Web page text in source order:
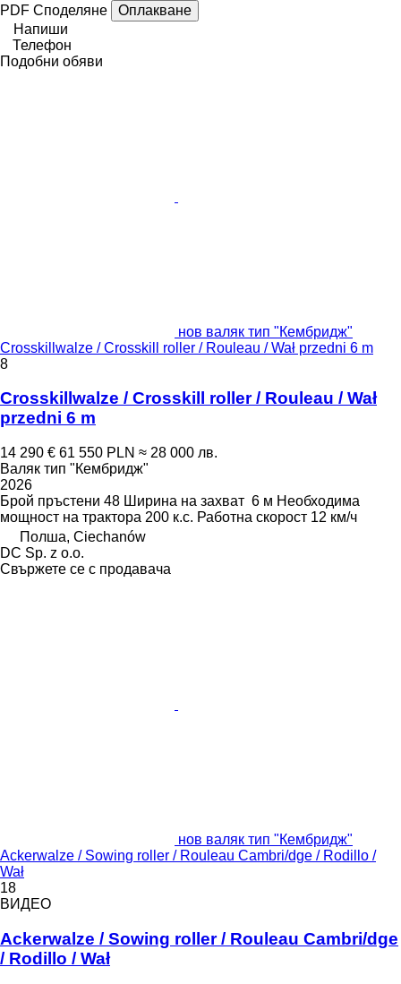
PDF Споделяне
Оплакване
Напиши
Телефон
Подобни обяви
нов валяк тип "Кембридж"
Crosskillwalze / Crosskill roller / Rouleau / Wał przedni 6 m
8
Crosskillwalze / Crosskill roller / Rouleau / Wał
przedni 6 m
14 290 € 61 550 PLN ≈ 28 000 лв.
Валяк тип "Кембридж"
2026
Брой пръстени 48 Ширина на захват 6 м Необходима
мощност на трактора 200 к.с. Работна скорост 12 км/ч
Полша, Ciechanów
DC Sp. z o.o.
Свържете се с продавача
нов валяк тип "Кембридж"
Ackerwalze / Sowing roller / Rouleau Cambri/dge / Rodillo /
Wał
18
ВИДЕО
Ackerwalze / Sowing roller / Rouleau Cambri/dge
/ Rodillo / Wał